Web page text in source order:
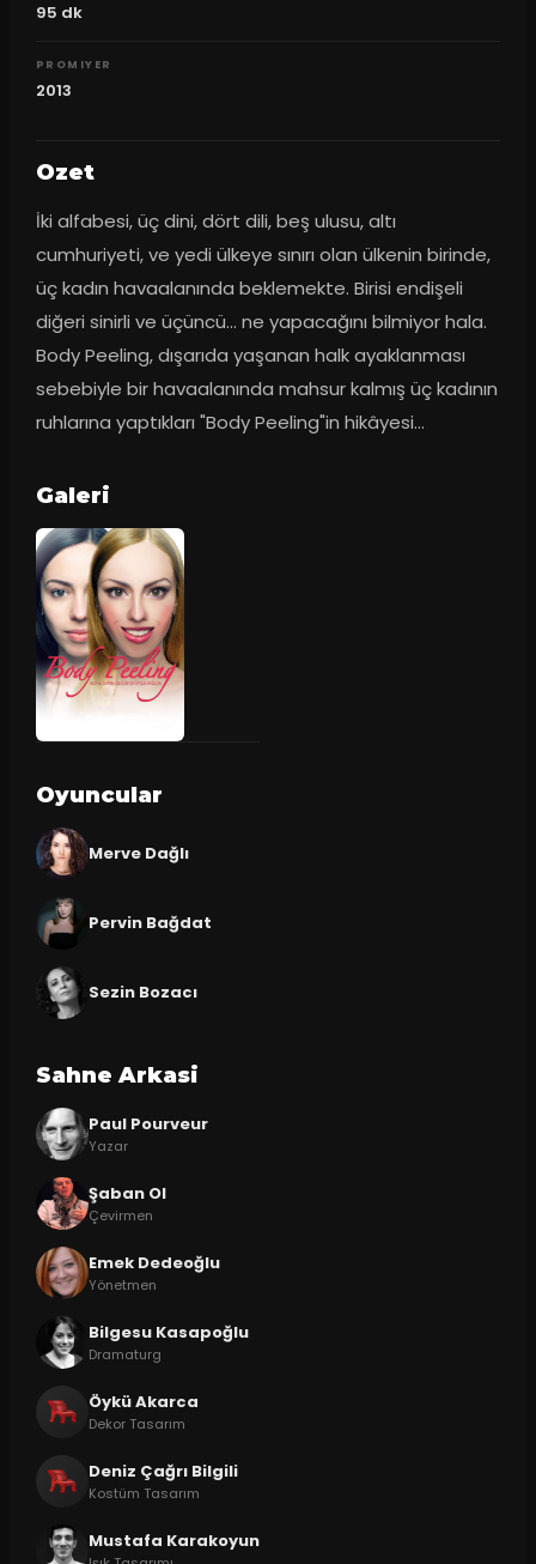
95 dk
PROMIYER
2013
Ozet
İki alfabesi, üç dini, dört dili, beş ulusu, altı
cumhuriyeti, ve yedi ülkeye sınırı olan ülkenin birinde,
üç kadın havaalanında beklemekte. Birisi endişeli
diğeri sinirli ve üçüncü... ne yapacağını bilmiyor hala.
Body Peeling, dışarıda yaşanan halk ayaklanması
sebebiyle bir havaalanında mahsur kalmış üç kadının
ruhlarına yaptıkları "Body Peeling"in hikâyesi...
Galeri
Oyuncular
Merve Dağlı
Pervin Bağdat
Sezin Bozacı
Sahne Arkasi
Paul Pourveur
Yazar
Şaban Ol
Çevirmen
Emek Dedeoğlu
Yönetmen
Bilgesu Kasapoğlu
Dramaturg
Öykü Akarca
Dekor Tasarım
Deniz Çağrı Bilgili
Kostüm Tasarım
Mustafa Karakoyun